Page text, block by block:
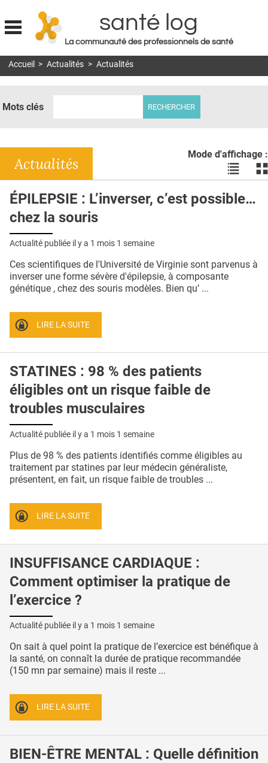
Jump to navigation
santé log
La communauté des professionnels de santé
MON COMPTE
DOSSIERS
RÉSEAUX
E-REVUE SAD
QUI SOMMES-NOUS ?
CONDITIONS GÉNÉRALES
CRÉDITS
Accueil > Actualités > Actualités
Mots clés
Mode d'affichage :
Voir
les
en
les
Actualités
ÉPILEPSIE : L’inverser, c’est possible…
chez la souris
Actualité publiée il y a 1 mois 1 semaine
Ces scientifiques de l'Université de Virginie sont parvenus à
inverser une forme sévère d'épilepsie, à composante
génétique , chez des souris modèles. Bien qu’ ...
LIRE LA SUITE
STATINES : 98 % des patients
éligibles ont un risque faible de
troubles musculaires
Actualité publiée il y a 1 mois 1 semaine
Plus de 98 % des patients identifiés comme éligibles au
traitement par statines par leur médecin généraliste,
présentent, en fait, un risque faible de troubles ...
LIRE LA SUITE
INSUFFISANCE CARDIAQUE :
Comment optimiser la pratique de
l’exercice ?
Actualité publiée il y a 1 mois 1 semaine
On sait à quel point la pratique de l’exercice est bénéfique à
la santé, on connaît la durée de pratique recommandée
(150 mn par semaine) mais il reste ...
LIRE LA SUITE
BIEN-ÊTRE MENTAL : Quelle définition